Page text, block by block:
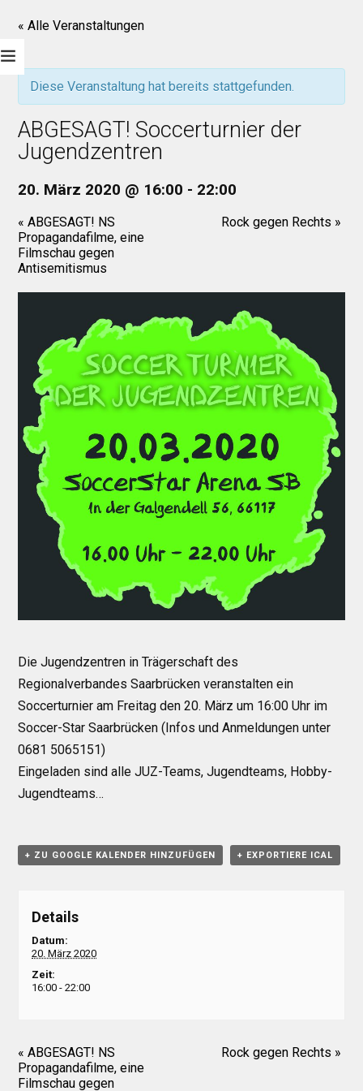
« Alle Veranstaltungen
Diese Veranstaltung hat bereits stattgefunden.
ABGESAGT! Soccerturnier der
Jugendzentren
20. März 2020 @ 16:00 - 22:00
« ABGESAGT! NS
Propagandafilme, eine
Filmschau gegen
Antisemitismus
Rock gegen Rechts »
Die Jugendzentren in Trägerschaft des
Regionalverbandes Saarbrücken veranstalten ein
Soccerturnier am Freitag den 20. März um 16:00 Uhr im
Soccer-Star Saarbrücken (Infos und Anmeldungen unter
0681 5065151)
Eingeladen sind alle JUZ-Teams, Jugendteams, Hobby-
Jugendteams…
+ ZU GOOGLE KALENDER HINZUFÜGEN + EXPORTIERE ICAL
Details
Datum:
20. März 2020
Zeit:
16:00 - 22:00
« ABGESAGT! NS
Propagandafilme, eine
Filmschau gegen
Rock gegen Rechts »